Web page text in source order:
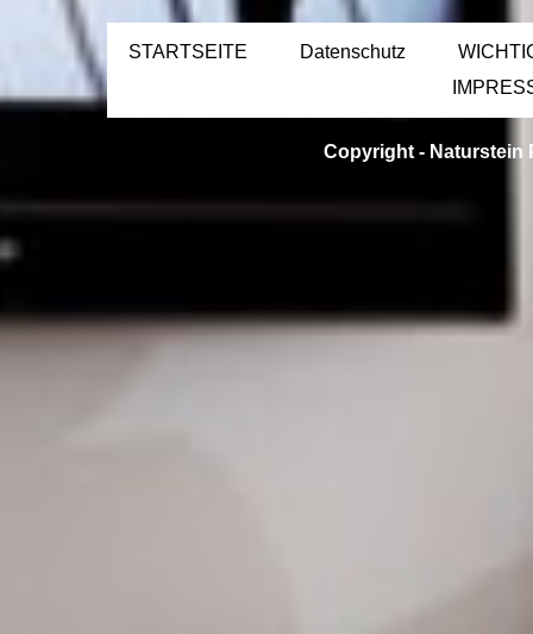
STARTSEITE Datenschutz
Copyright - Naturstein